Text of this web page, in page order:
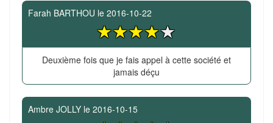
Farah BARTHOU le 2016-10-22
Deuxième fois que je fais appel à cette société et
jamais déçu
Ambre JOLLY le 2016-10-15